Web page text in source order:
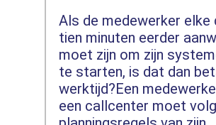
Als de medewerker elke
tien minuten eerder
moet zijn om zijn
te starten, is dat dan
werktijd?Een
een callcenter moet